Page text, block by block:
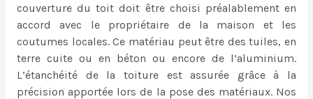
couverture du toit doit être choisi préalablement en
accord avec le propriétaire de la maison et les
coutumes locales. Ce matériau peut être des tuiles, en
terre cuite ou en béton ou encore de l’aluminium.
L’étanchéité de la toiture est assurée grâce à la
précision apportée lors de la pose des matériaux. Nos